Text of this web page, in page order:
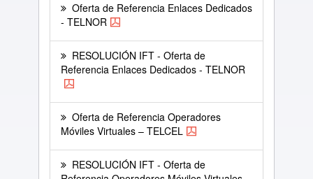
Oferta de Referencia Enlaces Dedicados
- TELNOR
RESOLUCIÓN IFT - Oferta de
Referencia Enlaces Dedicados - TELNOR
Oferta de Referencia Operadores
Móviles Virtuales – TELCEL
RESOLUCIÓN IFT - Oferta de